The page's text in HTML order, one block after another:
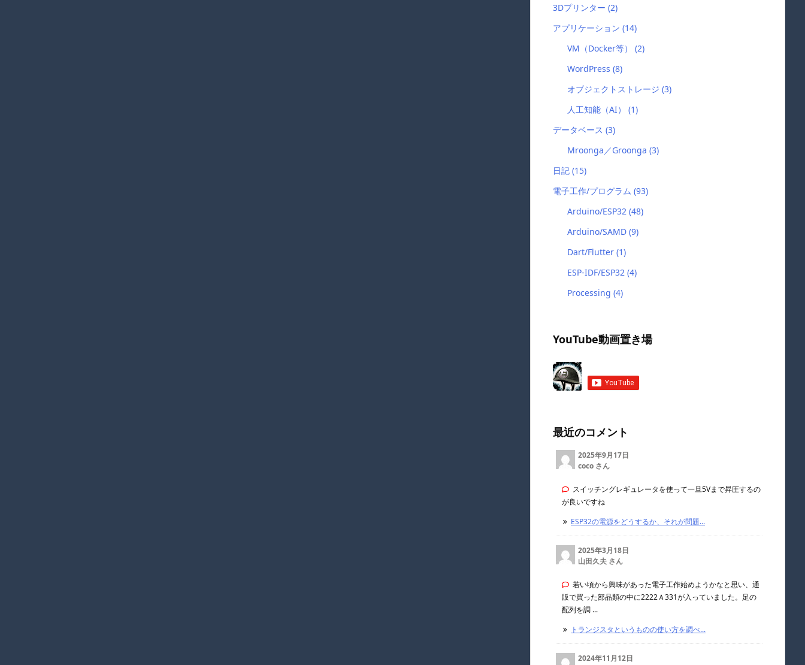
3Dプリンター (2)
アプリケーション (14)
VM（Docker等）(2)
WordPress(8)
オブジェクトストレージ(3)
人工知能（AI）(1)
データベース (3)
Mroonga／Groonga(3)
日記 (15)
電子工作/プログラム (93)
Arduino/ESP32(48)
Arduino/SAMD(9)
Dart/Flutter(1)
ESP-IDF/ESP32(4)
Processing(4)
YouTube動画置き場
最近のコメント
2025年9月17日
coco さん
スイッチングレギュレータを使って一旦5Vまで昇圧するの
が良いですね
ESP32の電源をどうするか、それが問題...
2025年3月18日
山田久夫 さん
若い頃から興味があった電子工作始めようかなと思い、通
販で買った部品類の中に2222Ａ331が入っていました。足の
配列を調 ...
トランジスタというものの使い方を調べ...
2024年11月12日